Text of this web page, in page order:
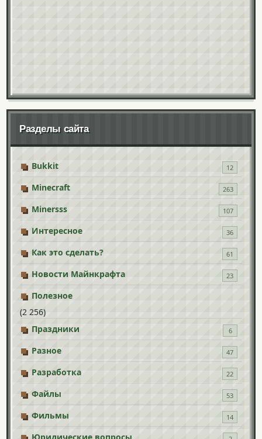
Разделы сайта
Bukkit 12
Minecraft 263
Minersss 107
Интересное 36
Как это сделать? 61
Новости Майнкрафта 23
Полезное
(2 256)
Праздники
6
Разное 47
Разработка 22
Файлы 53
Фильмы 14